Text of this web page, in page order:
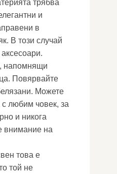
трябва
и
в
В този случай
напомнящи
Повярвайте
Можете
любим човек, за
и никога
внимание на
това е
той не